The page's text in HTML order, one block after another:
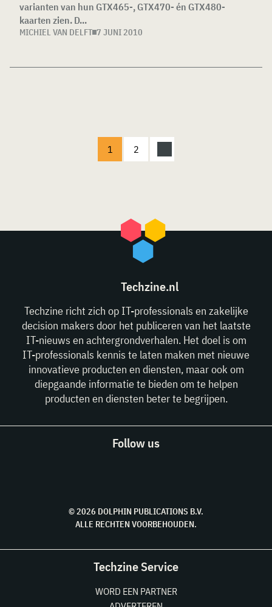
varianten van hun GTX465-, GTX470- én GTX480-
kaarten zien. D...
MICHIEL VAN DELFT 7 JUNI 2010
1 2
Techzine.nl
Techzine richt zich op IT-professionals en zakelijke
decision makers door het publiceren van het laatste
IT-nieuws en achtergrondverhalen. Het doel is om
IT-professionals kennis te laten maken met nieuwe
innovatieve producten en diensten, maar ook om
diepgaande informatie te bieden om te helpen
producten en diensten beter te begrijpen.
Follow us
© 2026 DOLPHIN PUBLICATIONS B.V.
ALLE RECHTEN VOORBEHOUDEN.
Techzine Service
WORD EEN PARTNER